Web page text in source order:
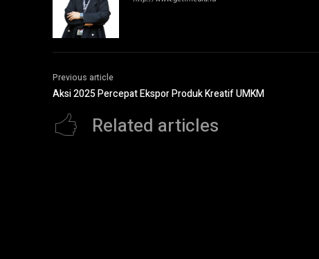
Previous article
Aksi 2025 Percepat Ekspor Produk Kreatif UMKM
Related articles